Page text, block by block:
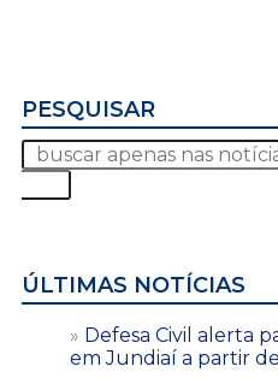
PESQUISAR
ÚLTIMAS NOTÍCIAS
Defesa Civil alerta
em Jundiaí a partir